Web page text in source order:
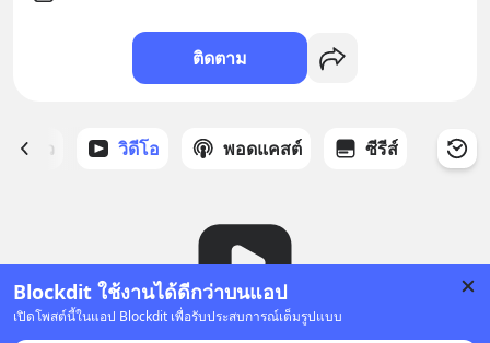
Blockdit ใช้งานได้ดีกว่าบนแอป
เปิดโพสต์นี้ในแอป Blockdit เพื่อรับประสบการณ์เต็มรูปแบบ
ติดตาม
ด้ดาว วิดีโอ พอดแคสต์ ซีรีส์